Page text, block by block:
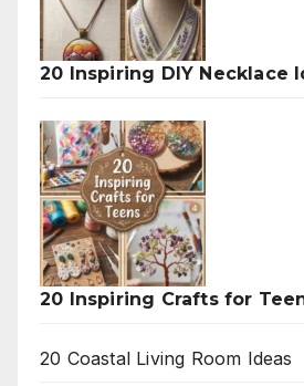
20 Inspiring DIY Necklace
20 Inspiring Crafts for
20 Coastal Living Room Ideas